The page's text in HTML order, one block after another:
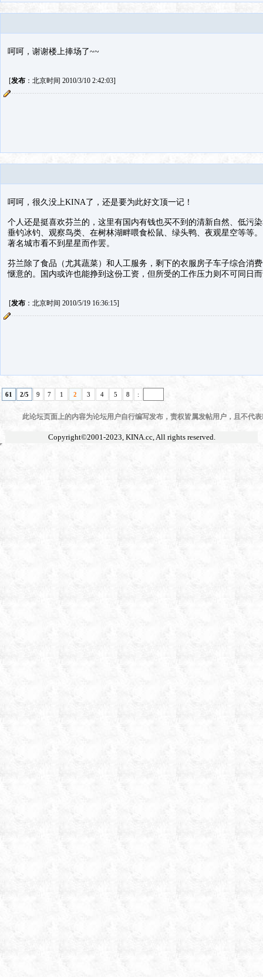
呵呵，谢谢楼上捧场了~~
[发布：北京时间 2010/3/10 2:42:03]
呵呵，很久没上KINA了，还是要为此好文顶一记！
个人还是挺喜欢芬兰的，这里有国内有钱也买不到的清新自然、低污
垂钓冰钓、观察鸟类、在树林湖畔喂食松鼠、绿头鸭、夜观星空等等
著名城市看不到星星而作罢。
芬兰除了食品（尤其蔬菜）和人工服务，剩下的衣服房子车子综合消
惬意的。国内或许也能挣到这份工资，但所受的工作压力则不可同日
[发布：北京时间 2010/5/19 16:36:15]
61 2/5 9 7 1 2 3 4 5 8 :
此论坛页面上的内容为论坛用户自行编写发布，责权皆属发帖用户，且不代
Copyright©2001-2023, KINA.cc, All rights reserved.